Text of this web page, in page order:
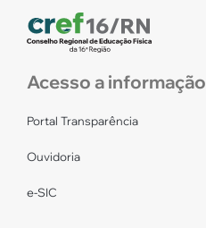
Acesso a informação
Portal Transparência
Ouvidoria
e-SIC